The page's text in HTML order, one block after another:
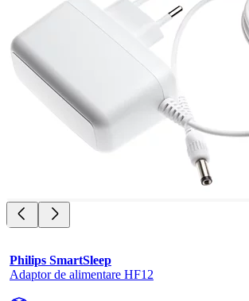
Philips SmartSleep
Adaptor de alimentare HF12